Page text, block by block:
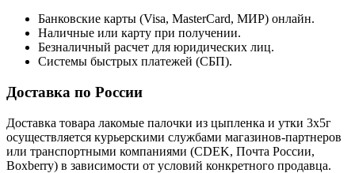
Банковские карты (Visa, MasterCard, МИР) онлайн.
Наличные или карту при получении.
Безналичный расчет для юридических лиц.
Системы быстрых платежей (СБП).
Доставка по России
Доставка товара лакомые палочки из цыпленка и утки 3х5г
осуществляется курьерскими службами магазинов-партнеров
или транспортными компаниями (CDEK, Почта России,
Boxberry) в зависимости от условий конкретного продавца.